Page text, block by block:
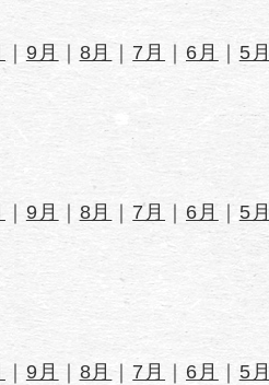
9月 8月 7月 6月 5月
9月 8月 7月 6月 ｜ 5月
9月 8月 ｜7月 6月 5月